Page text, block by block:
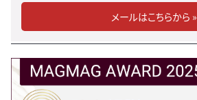
メールはこちらから »